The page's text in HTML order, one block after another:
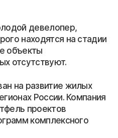
девелопер,
находятся на стадии
объекты
отсутствуют.
на развитие жилых
России. Компания
проектов
комплексного